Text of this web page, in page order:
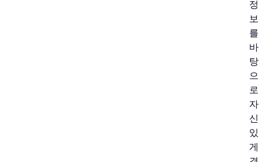
정
보
를
바
탕
으
로
자
신
있
게